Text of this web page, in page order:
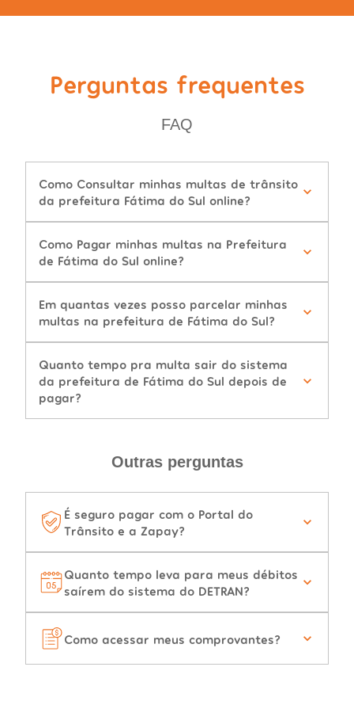
Perguntas frequentes
FAQ
Como Consultar minhas multas de trânsito
da prefeitura Fátima do Sul online?
Como Pagar minhas multas na Prefeitura
de Fátima do Sul online?
Em quantas vezes posso parcelar minhas
multas na prefeitura de Fátima do Sul?
Quanto tempo pra multa sair do sistema
da prefeitura de Fátima do Sul depois de
pagar?
Outras perguntas
É seguro pagar com o Portal do
Trânsito e a Zapay?
Quanto tempo leva para meus débitos
saírem do sistema do DETRAN?
Como acessar meus comprovantes?